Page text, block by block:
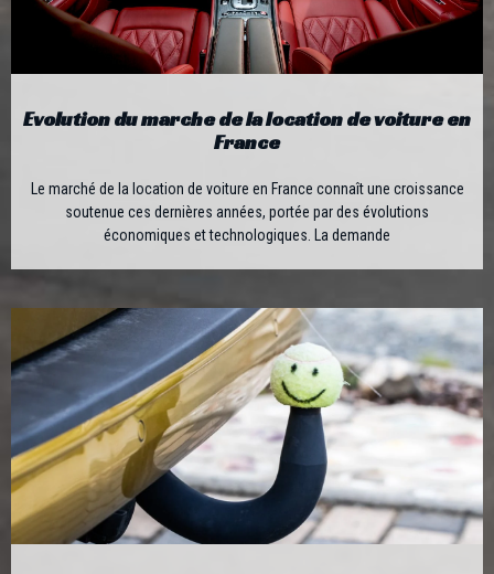
Evolution du marche de la location de voiture en
France
Le marché de la location de voiture en France connaît une croissance
soutenue ces dernières années, portée par des évolutions
économiques et technologiques. La demande